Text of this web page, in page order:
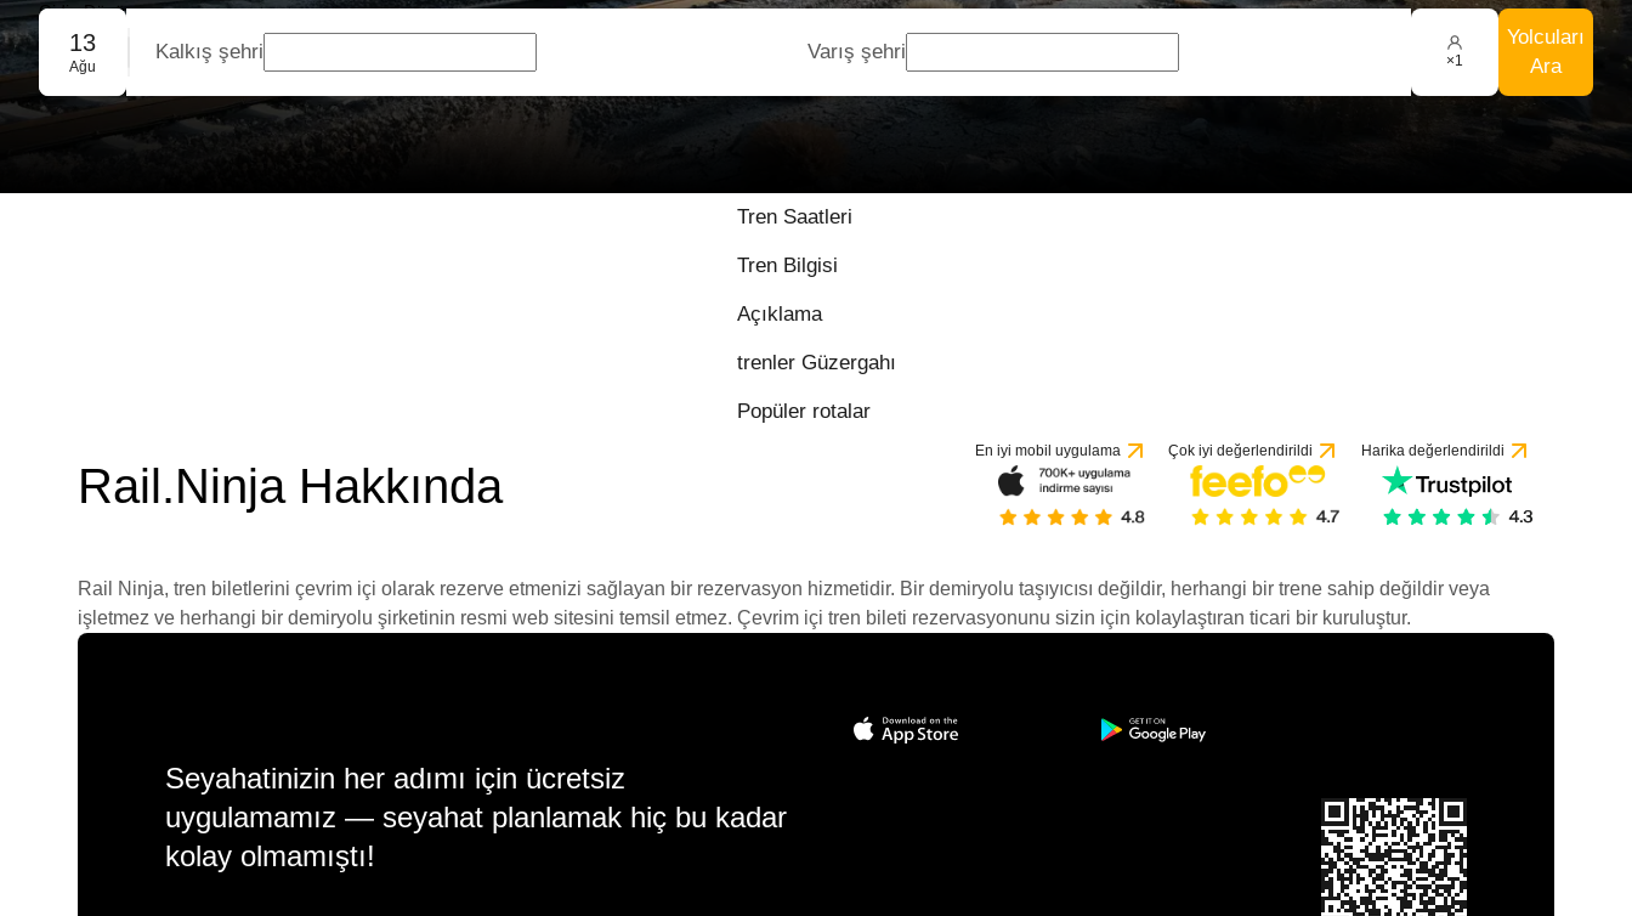
Gidiş-Dönüş
Grup Rezervasyonu
13
Ağu
Kalkış şehri Varış şehri ×1
Yolcuları
Ara
Tren Saatleri
Tren Bilgisi
Açıklama
trenler Güzergahı
Popüler rotalar
Rail.Ninja Hakkında
En iyi mobil uygulama Çok iyi değerlendirildi Harika değerlendirildi
Rail Ninja, tren biletlerini çevrim içi olarak rezerve etmenizi sağlayan bir rezervasyon hizmetidir. Bir demiryolu taşıyıcısı değildir, herhangi bir trene sahip değildir veya
işletmez ve herhangi bir demiryolu şirketinin resmi web sitesini temsil etmez. Çevrim içi tren bileti rezervasyonunu sizin için kolaylaştıran ticari bir kuruluştur.
Seyahatinizin her adımı için ücretsiz
uygulamamız — seyahat planlamak hiç bu kadar
kolay olmamıştı!